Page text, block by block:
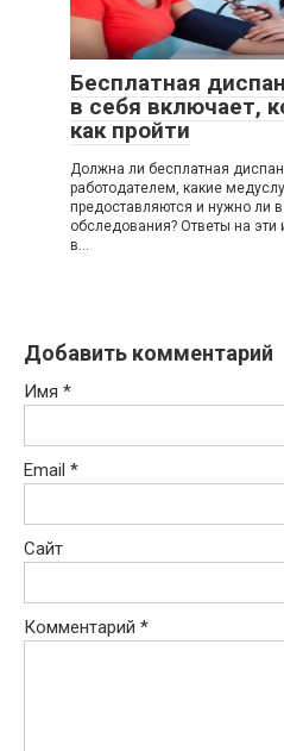
Бесплатная
в себя включает,
как пройти
Должна ли бесплатная
работодателем, какие
предоставляются и нужно ли
обследования? Ответы на эти
в…
Добавить комментарий
Имя *
Email *
Сайт
Комментарий *